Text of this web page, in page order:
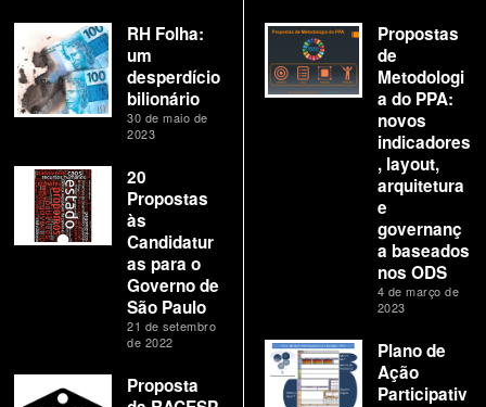
RH Folha:
um
desperdício
bilionário
30 de maio de
2023
20
Propostas
às
Candidatur
as para o
Governo de
São Paulo
21 de setembro
de 2022
Proposta
Propostas
de
Metodologi
a do PPA:
novos
indicadores
, layout,
arquitetura
e
governanç
a baseados
nos ODS
4 de março de
2023
Plano de
Ação
Participativ